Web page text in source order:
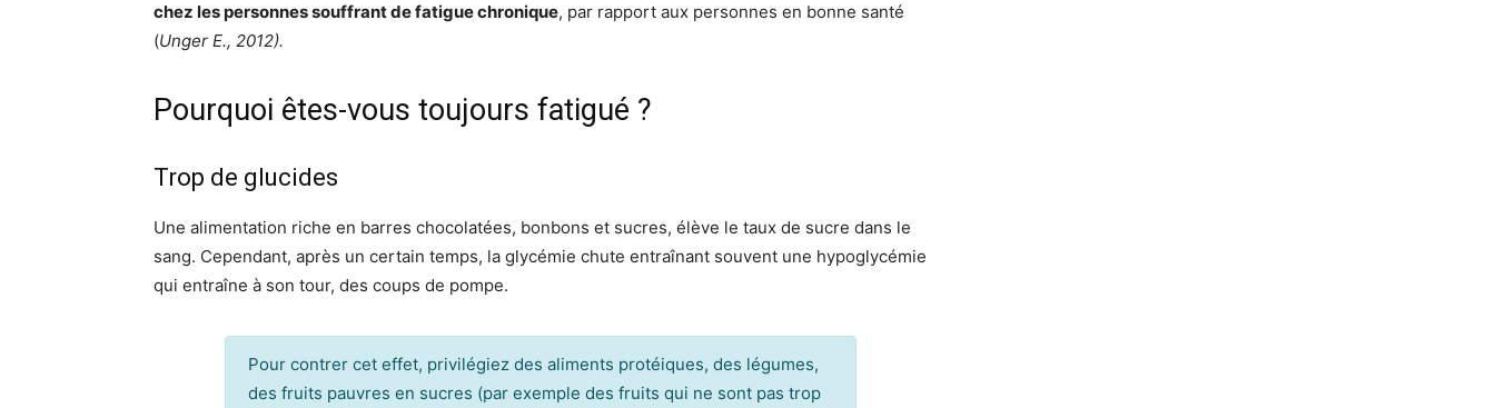
chez les personnes souffrant de fatigue chronique, par rapport aux personnes en bonne santé
(Unger E., 2012).
Pourquoi êtes-vous toujours fatigué ?
Trop de glucides
Une alimentation riche en barres chocolatées, bonbons et sucres, élève le taux de sucre dans le
sang. Cependant, après un certain temps, la glycémie chute entraînant souvent une hypoglycémie
qui entraîne à son tour, des coups de pompe.
Pour contrer cet effet, privilégiez des aliments protéiques, des légumes,
des fruits pauvres en sucres (par exemple des fruits qui ne sont pas trop